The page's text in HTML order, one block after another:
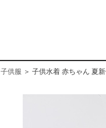
子供服 ＞ 子供水着 赤ちゃん 夏